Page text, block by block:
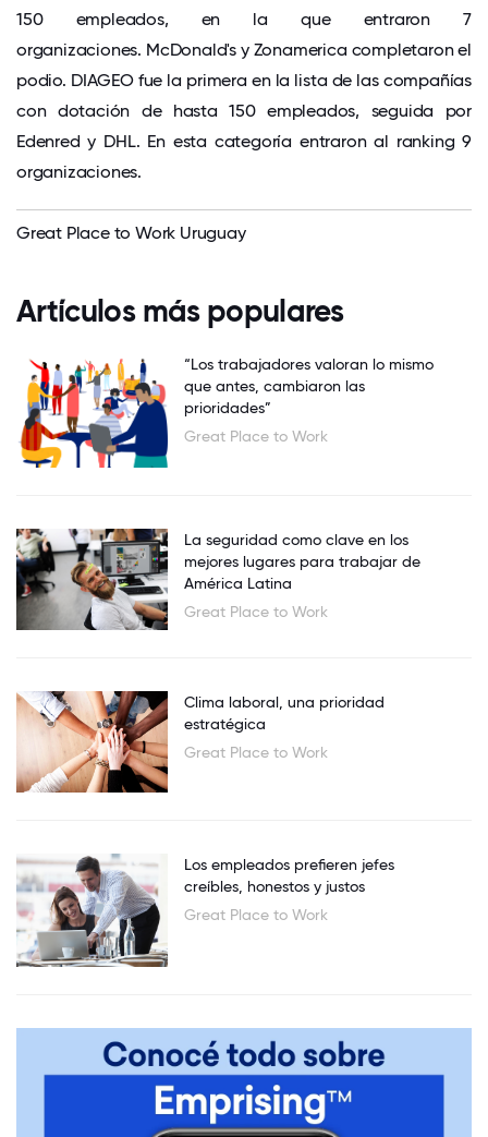
150 empleados, en la que entraron 7
organizaciones. McDonald's y Zonamerica completaron el
podio. DIAGEO fue la primera en la lista de las compañías
con dotación de hasta 150 empleados, seguida por
Edenred y DHL. En esta categoría entraron al ranking 9
organizaciones.
Great Place to Work Uruguay
Artículos más populares
“Los trabajadores valoran lo mismo
que antes, cambiaron las
prioridades”
Great Place to Work
La seguridad como clave en los
mejores lugares para trabajar de
América Latina
Great Place to Work
Clima laboral, una prioridad
estratégica
Great Place to Work
Los empleados prefieren jefes
creíbles, honestos y justos
Great Place to Work